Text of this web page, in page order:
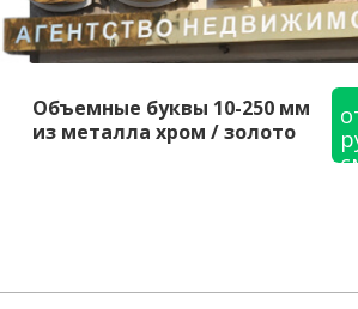
Объемные буквы 10-250 мм
из металла хром / золото